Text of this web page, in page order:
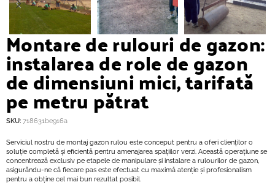
Montare de rulouri de gazon:
instalarea de role de gazon
de dimensiuni mici, tarifată
pe metru pătrat
SKU: 718631be916a
Serviciul nostru de montaj gazon rulou este conceput pentru a oferi clienților o
soluție completă și eficientă pentru amenajarea spațiilor verzi. Această operațiune se
concentrează exclusiv pe etapele de manipulare și instalare a rulourilor de gazon,
asigurându-ne că fiecare pas este efectuat cu maximă atenție și profesionalism
pentru a obține cel mai bun rezultat posibil.